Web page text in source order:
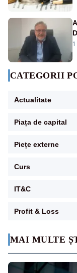
MAI MULTE
1
CATEGORII
Actualitate
Piața de capital
Piețe externe
Curs
IT&C
Profit & Loss